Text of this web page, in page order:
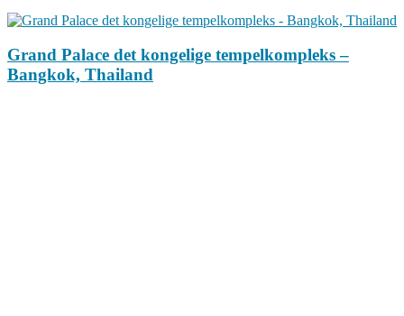
Grand Palace det kongelige tempelkompleks –
Bangkok, Thailand